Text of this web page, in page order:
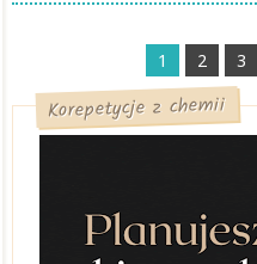
1 2 3
Korepetycje z chemii